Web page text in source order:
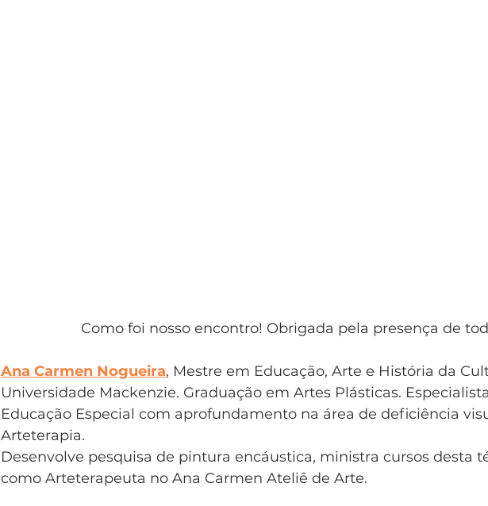
Como foi nosso encontro! Obrigada pela presença de
Ana Carmen Nogueira, Mestre em Educação, Arte e História da
Universidade Mackenzie. Graduação em Artes Plásticas.
Educação Especial com aprofundamento na área de deficiência
Arteterapia.
Desenvolve pesquisa de pintura encáustica, ministra cursos desta
como Arteterapeuta no Ana Carmen Ateliê de Arte.